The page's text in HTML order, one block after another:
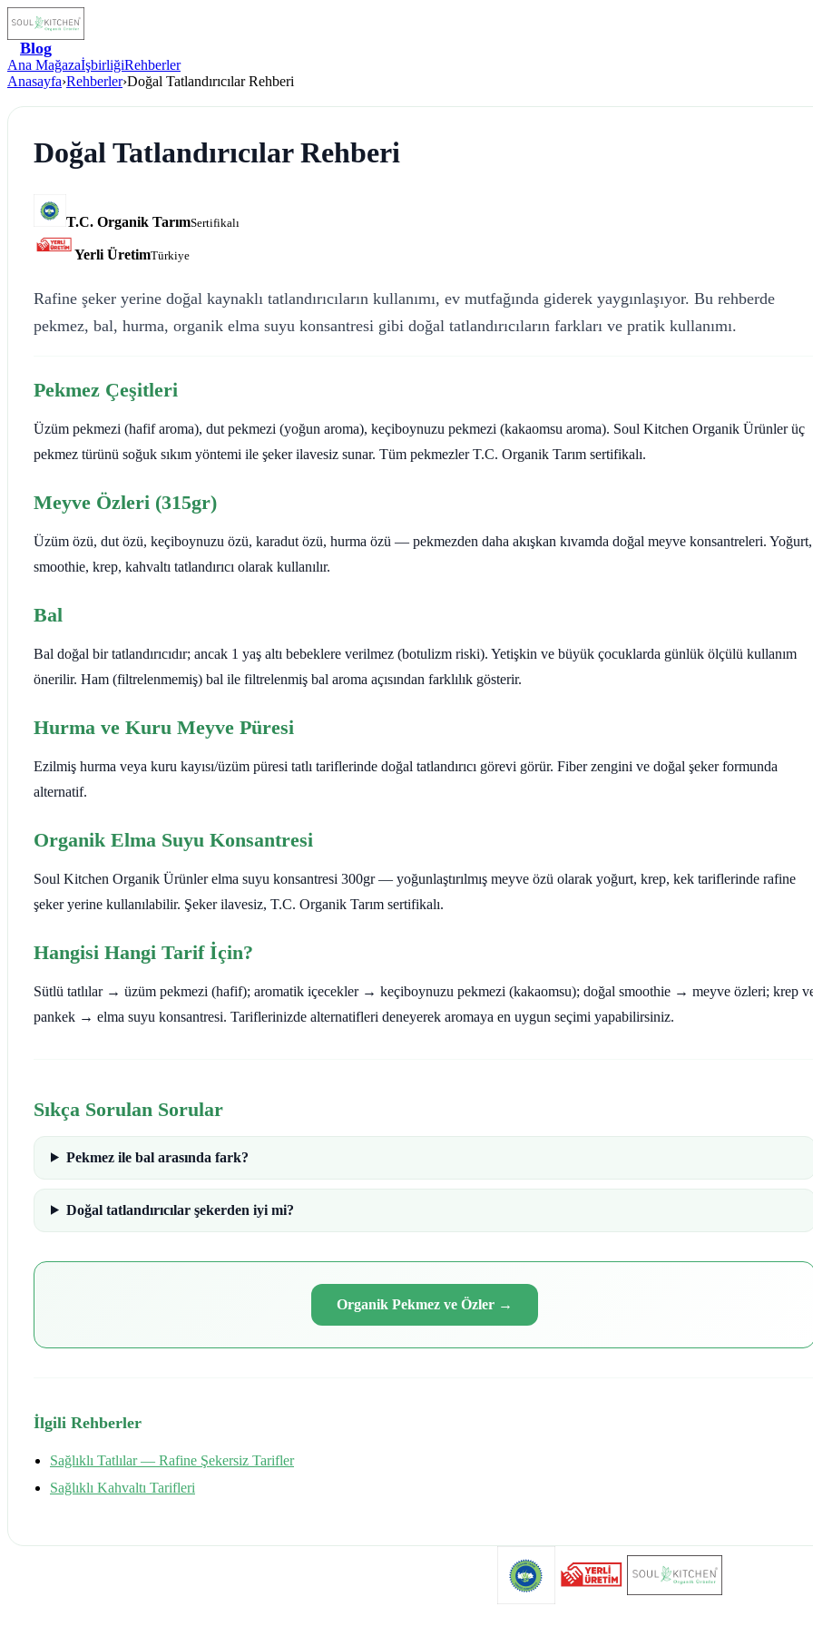
Blog
Ana MağazaİşbirliğiRehberler
Anasayfa›Rehberler›Doğal Tatlandırıcılar Rehberi
Doğal Tatlandırıcılar Rehberi
T.C. Organik TarımSertifikalı
Yerli ÜretimTürkiye
Rafine şeker yerine doğal kaynaklı tatlandırıcıların kullanımı, ev mutfağında giderek yaygınlaşıyor. Bu rehberde
pekmez, bal, hurma, organik elma suyu konsantresi gibi doğal tatlandırıcıların farkları ve pratik kullanımı.
Pekmez Çeşitleri
Üzüm pekmezi (hafif aroma), dut pekmezi (yoğun aroma), keçiboynuzu pekmezi (kakaomsu aroma). Soul Kitchen Organik Ürünler üç
pekmez türünü soğuk sıkım yöntemi ile şeker ilavesiz sunar. Tüm pekmezler T.C. Organik Tarım sertifikalı.
Meyve Özleri (315gr)
Üzüm özü, dut özü, keçiboynuzu özü, karadut özü, hurma özü — pekmezden daha akışkan kıvamda doğal meyve konsantreleri. Yoğurt,
smoothie, krep, kahvaltı tatlandırıcı olarak kullanılır.
Bal
Bal doğal bir tatlandırıcıdır; ancak 1 yaş altı bebeklere verilmez (botulizm riski). Yetişkin ve büyük çocuklarda günlük ölçülü kullanım
önerilir. Ham (filtrelenmemiş) bal ile filtrelenmiş bal aroma açısından farklılık gösterir.
Hurma ve Kuru Meyve Püresi
Ezilmiş hurma veya kuru kayısı/üzüm püresi tatlı tariflerinde doğal tatlandırıcı görevi görür. Fiber zengini ve doğal şeker formunda
alternatif.
Organik Elma Suyu Konsantresi
Soul Kitchen Organik Ürünler elma suyu konsantresi 300gr — yoğunlaştırılmış meyve özü olarak yoğurt, krep, kek tariflerinde rafine
şeker yerine kullanılabilir. Şeker ilavesiz, T.C. Organik Tarım sertifikalı.
Hangisi Hangi Tarif İçin?
Sütlü tatlılar → üzüm pekmezi (hafif); aromatik içecekler → keçiboynuzu pekmezi (kakaomsu); doğal smoothie → meyve özleri; krep
pankek → elma suyu konsantresi. Tariflerinizde alternatifleri deneyerek aromaya en uygun seçimi yapabilirsiniz.
Sıkça Sorulan Sorular
Pekmez ile bal arasında fark?
Doğal tatlandırıcılar şekerden iyi mi?
Organik Pekmez ve Özler →
İlgili Rehberler
Sağlıklı Tatlılar — Rafine Şekersiz Tarifler
Sağlıklı Kahvaltı Tarifleri